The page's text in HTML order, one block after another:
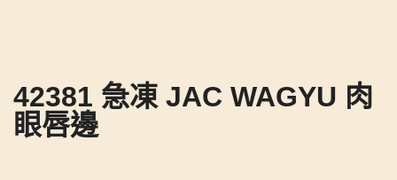
42381 急凍 JAC WAGYU 肉
眼唇邊